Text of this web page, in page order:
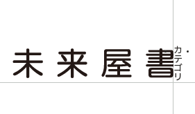
カ
テ
ゴ
リ